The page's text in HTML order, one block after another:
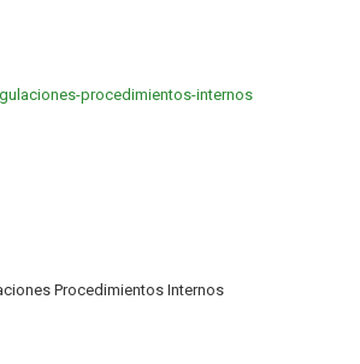
procedimientos-internos
Procedimientos Internos